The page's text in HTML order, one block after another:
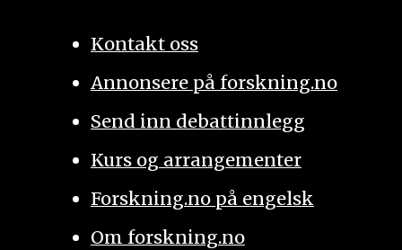
Kontakt oss
Annonsere på forskning.no
Send inn debattinnlegg
Kurs og arrangementer
Forskning.no på engelsk
Om forskning.no